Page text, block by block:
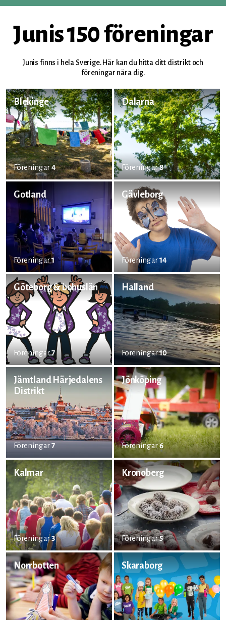
Junis 150 föreningar
Junis finns i hela Sverige. Här kan du hitta ditt distrikt och
föreningar nära dig.
Blekinge
Föreningar4
Dalarna
Föreningar8
Gotland
Föreningar1
Gävleborg
Föreningar14
Göteborg & bohuslän
Föreningar7
Halland
Föreningar10
Jämtland Härjedalens
Distrikt
Föreningar7
Jönköping
Föreningar6
Kalmar
Föreningar3
Kronoberg
Föreningar5
Norrbotten Skaraborg